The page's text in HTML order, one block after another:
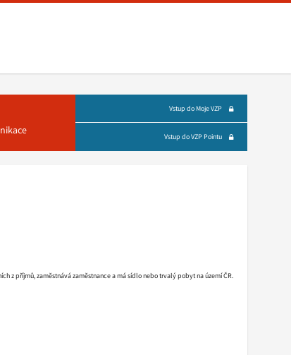
Vstup do Moje VZP
Vstup do VZP Pointu
z příjmů, zaměstnává zaměstnance a má sídlo nebo trvalý pobyt na území ČR.